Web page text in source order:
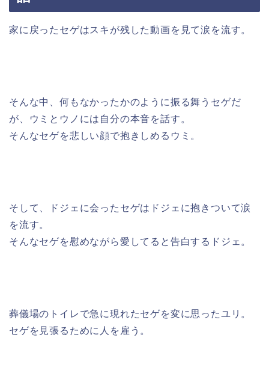
家に戻ったセゲはスキが残した動画を見て涙を流す。
そんな中、何もなかったかのように振る舞うセゲだ
が、ウミとウノには自分の本音を話す。
そんなセゲを悲しい顔で抱きしめるウミ。
そして、ドジェに会ったセゲはドジェに抱きついて涙
を流す。
そんなセゲを慰めながら愛してると告白するドジェ。
葬儀場のトイレで急に現れたセゲを変に思ったユリ。
セゲを見張るために人を雇う。